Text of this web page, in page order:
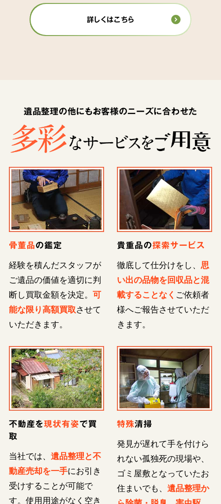
詳しくはこちら
遺品整理の他にもお客様のニーズに合わせた
骨董品の鑑定
経験を積んだスタッフが
ご遺品の価値を適切に判
断し買取金額を決定。 可
能な限り高額買取させて
いただきます。
貴重品の探索サービス
徹底して仕分けをし、 思
い出の品物を回収品と混
載することなく ご依頼者
様へご報告させていただ
きます。
不動産を現状有姿で買
取
当社では、 遺品整理と不
動産売却を一手にお引き
受けすることが可能で
す。使用用途がなく空き
特殊清掃
発見が遅れて手を付けら
れない孤独死の現場や、
ゴミ屋敷となっていたお
住まいでも、 遺品整理か